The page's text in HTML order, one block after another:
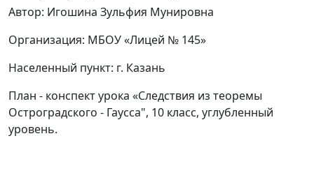
Автор: Игошина Зульфия Мунировна
Организация: МБОУ «Лицей № 145»
Населенный пункт: г. Казань
План - конспект урока «Следствия из теоремы
Остроградского - Гаусса", 10 класс, углубленный
уровень.